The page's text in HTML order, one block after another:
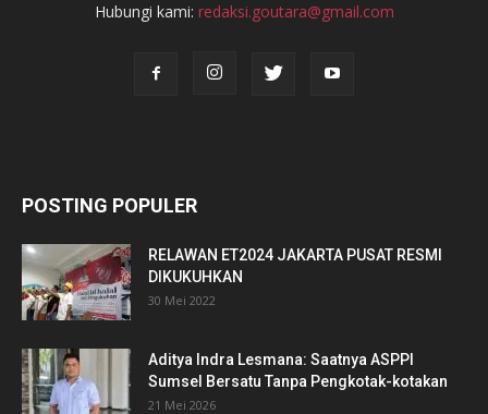
Hubungi kami: redaksi.goutara@gmail.com
POSTING POPULER
RELAWAN ET2024 JAKARTA PUSAT RESMI
DIKUKUHKAN
30 Mei 2022
Aditya Indra Lesmana: Saatnya ASPPI
Sumsel Bersatu Tanpa Pengkotak-kotakan
21 Mei 2026